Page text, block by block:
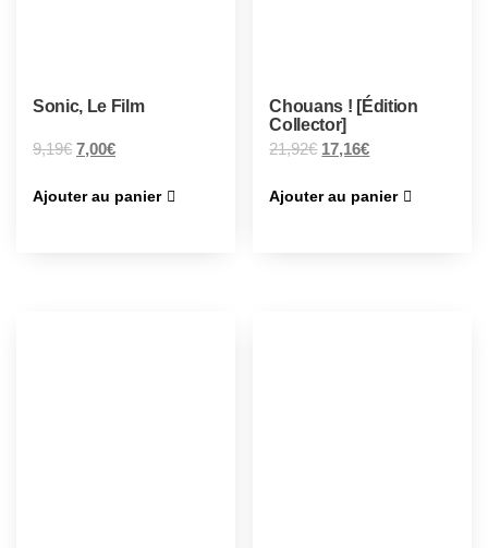
Sonic, Le Film
9,19€ 7,00€
Ajouter au panier
Chouans ! [Édition
Collector]
21,92€ 17,16€
Ajouter au panier